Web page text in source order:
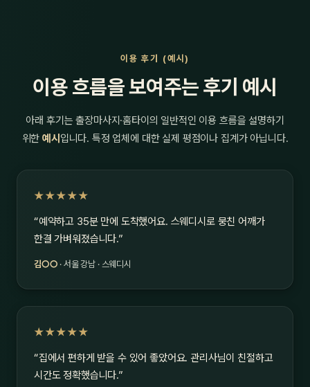
이용 후기 (예시)
이용 흐름을 보여주는 후기 예시
아래 후기는 출장마사지·홈타이의 일반적인 이용 흐름을 설명하기
위한예시 입니다. 특정 업체에 대한 실제 평점이나 집계가 아닙니다.
★★★★★
“예약하고 35분 만에 도착했어요. 스웨디시로 뭉친 어깨가
한결 가벼워졌습니다.”
김○○ · 서울 강남 · 스웨디시
★★★★★
“집에서 편하게 받을 수 있어 좋았어요. 관리사님이 친절하고
시간도 정확했습니다.”